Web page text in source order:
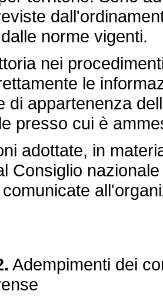
norme vigenti.
nei
le
di appartenenza
presso cui è
adottate, in
Consiglio
Adempimenti dei